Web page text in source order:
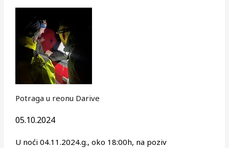
Potraga u reonu Darive
05.10.2024
U noći 04.11.2024.g., oko 18:00h, na poziv